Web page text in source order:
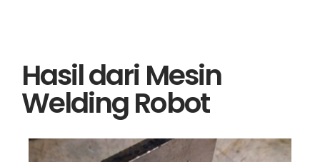
Hasil dari Mesin
Welding Robot